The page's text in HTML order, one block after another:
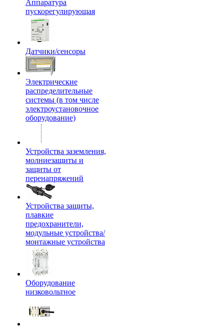
Аппаратура
пускорегулирующая
Датчики/сенсоры
Электрические
распределительные
системы (в том числе
электроустановочное
оборудование)
Устройства заземления,
молниезащиты и
защиты от
перенапряжений
Устройства защиты,
плавкие
предохранители,
модульные устройства/
монтажные устройства
Оборудование
низковольтное